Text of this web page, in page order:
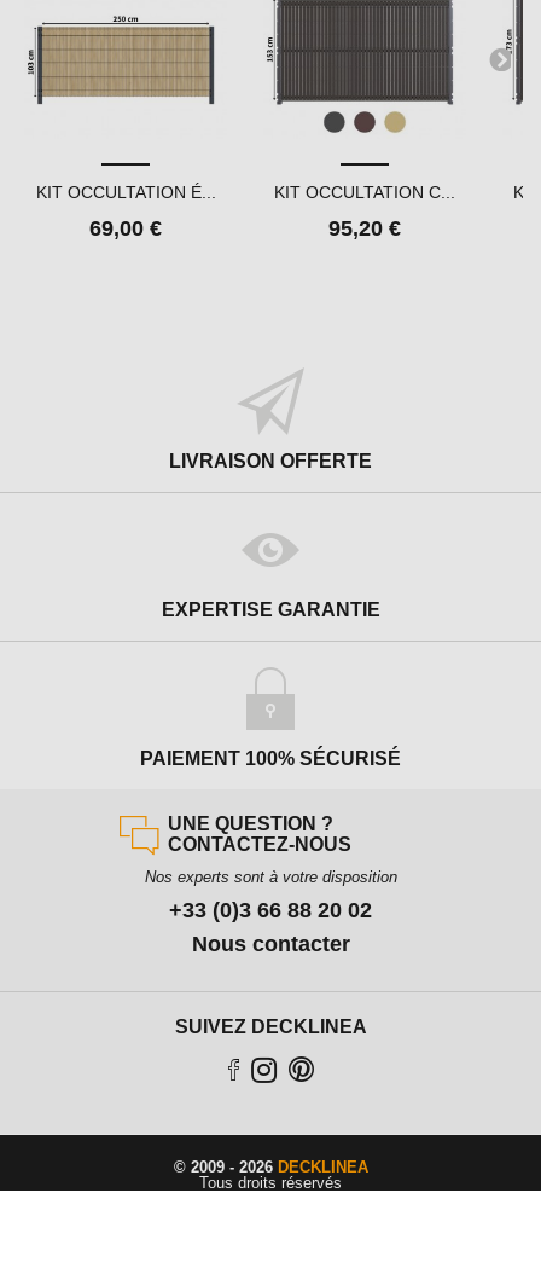
KIT OCCULTATION É...
69,00 €
KIT OCCULTATION C...
95,20 €
LIVRAISON OFFERTE
EXPERTISE GARANTIE
PAIEMENT 100% SÉCURISÉ
UNE QUESTION ?
CONTACTEZ-NOUS
Nos experts sont à votre disposition
+33 (0)3 66 88 20 02
Nous contacter
SUIVEZ DECKLINEA
© 2009 - 2026 DECKLINEA
Tous droits réservés